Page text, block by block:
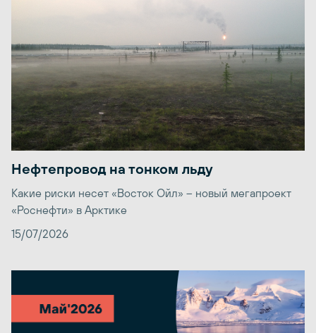
Нефтепровод на тонком льду
Какие риски несет «Восток Ойл» – новый мегапроект
«Роснефти» в Арктике
15/07/2026